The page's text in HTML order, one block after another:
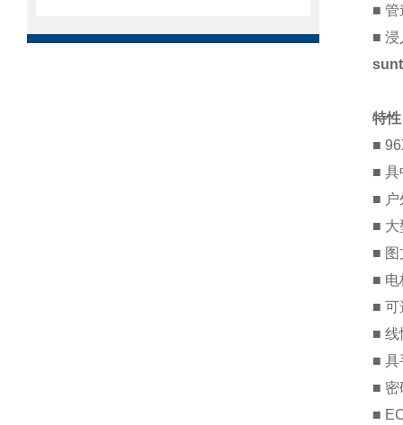
■ 管
■ 浸
特
■
■ 具
■ 户
■ 大
■ 图
■ 电
■ 可
■ 线
■ 具
■ 密
■